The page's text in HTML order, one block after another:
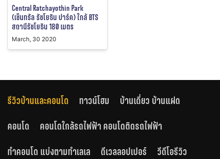
Central Ratchayothin Park
(เซ็นทรัล รัชโยธิน ปาร์ค) ใกล้ BTS
สถานีรัชโยธิน 180 เมตร
March, 30 2020
รีวิวบ้านและคอนโด ทาวน์โฮม
บ้านเดี่ยว บ้านแฝด
คอนโด
คอนโดใกล้รถไฟฟ้า คอนโดติดรถไฟฟ้า
ทำคอนโด แบ่งตามทำเลเล
ดีเวลลอปเปอร์ วีดีโอรีวิว